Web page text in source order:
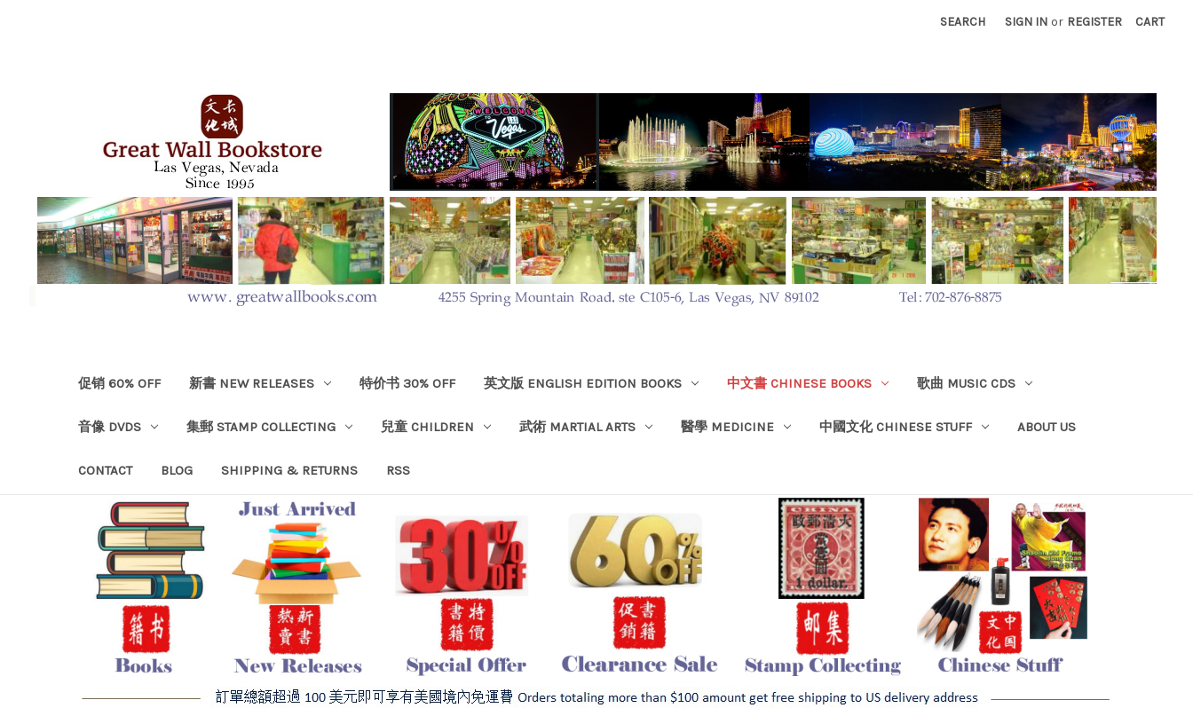
SEARCH SIGN IN or REGISTER CART
促销 60% OFF 新書 NEW RELEASES 特价书 30% OFF 英文版 ENGLISH EDITION BOOKS 中文書 CHINESE BOOKS 歌曲 MUSIC CDS
音像 DVDS 集郵 STAMP COLLECTING 兒童 CHILDREN 武術 MARTIAL ARTS 醫學 MEDICINE 中國文化 CHINESE STUFF ABOUT US
CONTACT BLOG SHIPPING & RETURNS RSS